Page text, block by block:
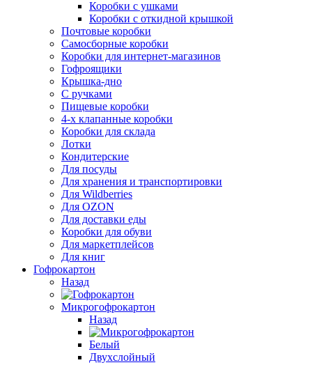
Коробки с ушками
Коробки с откидной крышкой
Почтовые коробки
Самосборные коробки
Коробки для интернет-магазинов
Гофроящики
Крышка-дно
С ручками
Пищевые коробки
4-х клапанные коробки
Коробки для склада
Лотки
Кондитерские
Для посуды
Для хранения и транспортировки
Для Wildberries
Для OZON
Для доставки еды
Коробки для обуви
Для маркетплейсов
Для книг
Гофрокартон
Назад
Микрогофрокартон
Назад
Белый
Двухслойный